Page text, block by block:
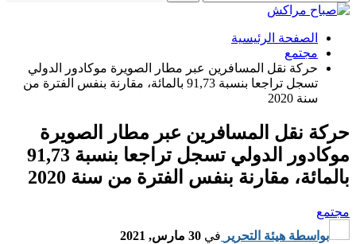
الصفحة الرئيسية
مجتمع
حركة نقل المسافرين عبر مطار الصويرة موكادور الدولي
تسجل تراجعا بنسبة 91,73 بالمائة، مقارنة بنفس الفترة من
سنة 2020
حركة نقل المسافرين عبر مطار الصويرة
موكادور الدولي تسجل تراجعا بنسبة 91,73
بالمائة، مقارنة بنفس الفترة من سنة 2020
مجتمع
بواسطة هيئة التحرير في 30 مارس, 2021